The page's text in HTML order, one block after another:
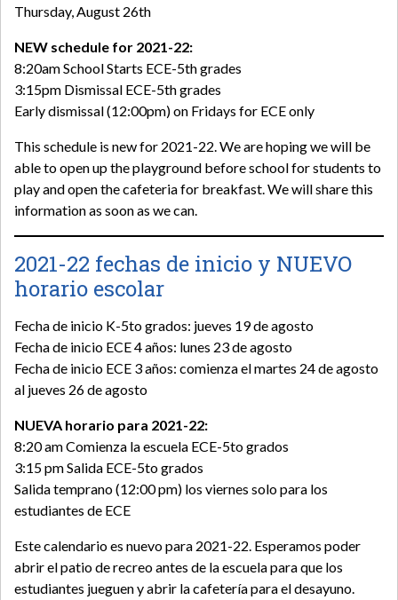
Thursday, August 26th
NEW schedule for 2021-22:
8:20am School Starts ECE-5th grades
3:15pm Dismissal ECE-5th grades
Early dismissal (12:00pm) on Fridays for ECE only
This schedule is new for 2021-22. We are hoping we will be
able to open up the playground before school for students to
play and open the cafeteria for breakfast. We will share this
information as soon as we can.
2021-22 fechas de inicio y NUEVO
horario escolar
Fecha de inicio K-5to grados: jueves 19 de agosto
Fecha de inicio ECE 4 años: lunes 23 de agosto
Fecha de inicio ECE 3 años: comienza el martes 24 de agosto
al jueves 26 de agosto
NUEVA horario para 2021-22:
8:20 am Comienza la escuela ECE-5to grados
3:15 pm Salida ECE-5to grados
Salida temprano (12:00 pm) los viernes solo para los
estudiantes de ECE
Este calendario es nuevo para 2021-22. Esperamos poder
abrir el patio de recreo antes de la escuela para que los
estudiantes jueguen y abrir la cafetería para el desayuno.